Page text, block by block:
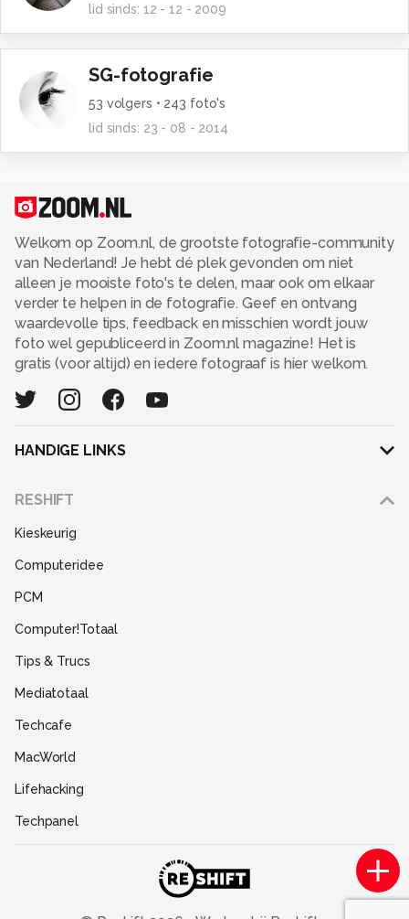
lid sinds: 12 - 12 - 2009
SG-fotografie
53 volgers • 243 foto's
lid sinds: 23 - 08 - 2014
Welkom op Zoom.nl, de grootste fotografie-community
van Nederland! Je hebt dé plek gevonden om niet
alleen je mooiste foto's te delen, maar ook om elkaar
verder te helpen in de fotografie. Geef en ontvang
waardevolle tips, feedback en misschien wordt jouw
foto wel gepubliceerd in Zoom.nl magazine! Het is
gratis (voor altijd) en iedere fotograaf is hier welkom.
HANDIGE LINKS
RESHIFT
Kieskeurig
Computeridee
PCM
Computer!Totaal
Tips & Trucs
Mediatotaal
Techcafe
MacWorld
Lifehacking
Techpanel